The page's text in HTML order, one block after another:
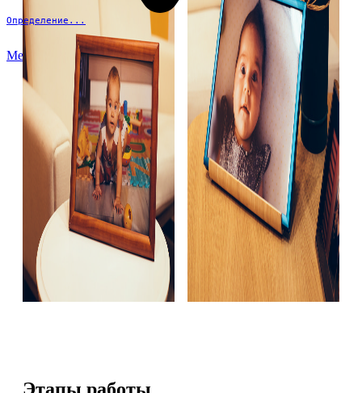
Определение...
Меню
Этапы работы